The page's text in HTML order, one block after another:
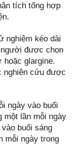
tích tổng hợp
nghiệm kéo dài
người được chọn
hoặc glargine.
nghiên cứu được
ngày vào buổi
một lần mỗi ngày
buổi sáng
mỗi ngày trong